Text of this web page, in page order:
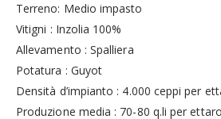
Terreno: Medio impasto
Vitigni : Inzolia 100%
Allevamento : Spalliera
Potatura : Guyot
Densità d’impianto : 4.000 ceppi per
Produzione media : 70-80 q.li per ettaro